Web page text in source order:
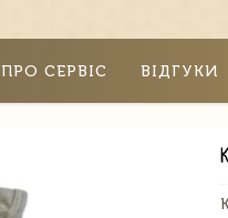
ПРО СЕРВІС ВІДГУКИ